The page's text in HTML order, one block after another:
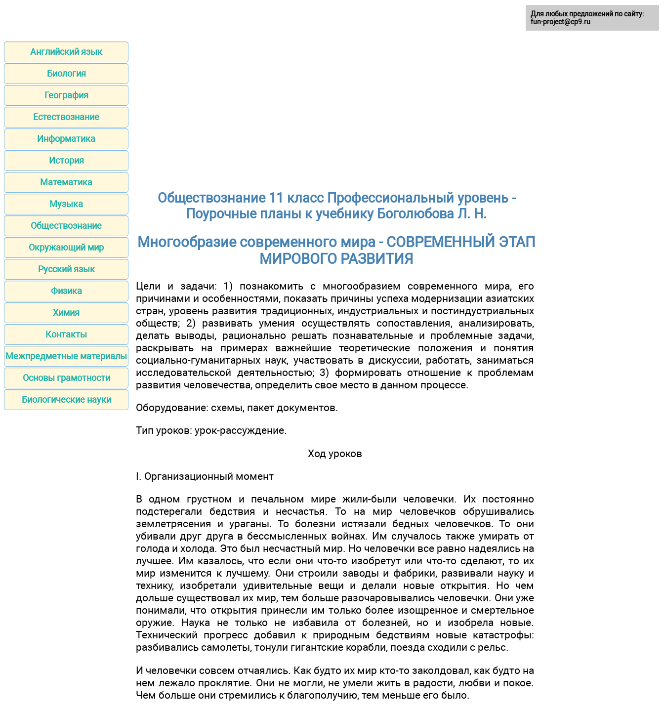
Английский язык
Биология
География
Естествознание
Информатика
История
Математика
Музыка
Обществознание
Окружающий мир
Русский язык
Физика
Химия
Контакты
Межпредметные материалы
Основы грамотности
Биологические науки
Обществознание 11 класс Профессиональный уровень -
Поурочные планы к учебнику Боголюбова Л. Н.
Многообразие современного мира - СОВРЕМЕННЫЙ ЭТАП
МИРОВОГО РАЗВИТИЯ
Цели и задачи: 1) познакомить с многообразием современного мира, его
причинами и особенностями, показать причины успеха модернизации азиатских
стран, уровень развития традиционных, индустриальных и постиндустриальных
обществ; 2) развивать умения осуществлять сопоставления, анализировать,
делать выводы, рационально решать познавательные и проблемные задачи,
раскрывать на примерах важнейшие теоретические положения и понятия
социально-гуманитарных наук, участвовать в дискуссии, работать, заниматься
исследовательской деятельностью; 3) формировать отношение к проблемам
развития человечества, определить свое место в данном процессе.
Оборудование: схемы, пакет документов.
Тип уроков: урок-рассуждение.
Ход уроков
I. Организационный момент
В одном грустном и печальном мире жили-были человечки. Их постоянно
подстерегали бедствия и несчастья. То на мир человечков обрушивались
землетрясения и ураганы. То болезни истязали бедных человечков. То они
убивали друг друга в бессмысленных войнах. Им случалось также умирать от
голода и холода. Это был несчастный мир. Но человечки все равно надеялись на
лучшее. Им казалось, что если они что-то изобретут или что-то сделают, то их
мир изменится к лучшему. Они строили заводы и фабрики, развивали науку и
технику, изобретали удивительные вещи и делали новые открытия. Но чем
дольше существовал их мир, тем больше разочаровывались человечки. Они уже
понимали, что открытия принесли им только более изощренное и смертельное
оружие. Наука не только не избавила от болезней, но и изобрела новые.
Технический прогресс добавил к природным бедствиям новые катастрофы:
разбивались самолеты, тонули гигантские корабли, поезда сходили с рельс.
И человечки совсем отчаялись. Как будто их мир кто-то заколдовал, как будто на
нем лежало проклятие. Они не могли, не умели жить в радости, любви и покое.
Чем больше они стремились к благополучию, тем меньше его было.
Для любых предложений по сайту:
fun-project@cp9.ru